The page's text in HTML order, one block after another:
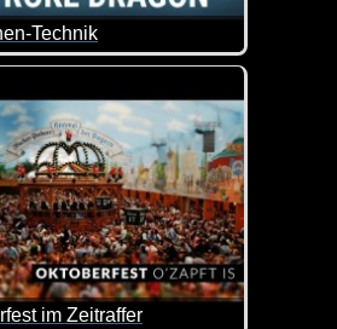
Technik
genial wie hier ein Drachen
im Zeitraffer